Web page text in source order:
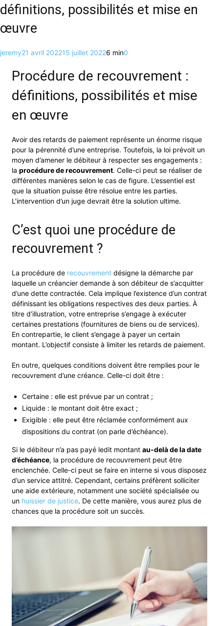
définitions, possibilités et mise en
œuvre
jeremy21 avril 202215 juillet 20226 min0
Procédure de recouvrement :
définitions, possibilités et mise
en œuvre
Avoir des retards de paiement représente un énorme risque
pour la pérennité d’une entreprise. Toutefois, la loi prévoit un
moyen d’amener le débiteur à respecter ses engagements :
la procédure de recouvrement. Celle-ci peut se réaliser de
différentes manières selon le cas de figure. L’essentiel est
que la situation puisse être résolue entre les parties.
L’intervention d’un juge devrait être la solution ultime.
C’est quoi une procédure de
recouvrement ?
La procédure de recouvrement désigne la démarche par
laquelle un créancier demande à son débiteur de s’acquitter
d’une dette contractée. Cela implique l’existence d’un contrat
définissant les obligations respectives des deux parties. À
titre d’illustration, votre entreprise s’engage à exécuter
certaines prestations (fournitures de biens ou de services).
En contrepartie, le client s’engage à payer un certain
montant. L’objectif consiste à limiter les retards de paiement.
En outre, quelques conditions doivent être remplies pour le
recouvrement d’une créance. Celle-ci doit être :
Certaine : elle est prévue par un contrat ;
Liquide : le montant doit être exact ;
Exigible : elle peut être réclamée conformément aux
dispositions du contrat (on parle d’échéance).
Si le débiteur n’a pas payé ledit montant au-delà de la date
d’échéance, la procédure de recouvrement peut être
enclenchée. Celle-ci peut se faire en interne si vous disposez
d’un service attitré. Cependant, certains préfèrent solliciter
une aide extérieure, notamment une société spécialisée ou
un huissier de justice. De cette manière, vous aurez plus de
chances que la procédure soit un succès.